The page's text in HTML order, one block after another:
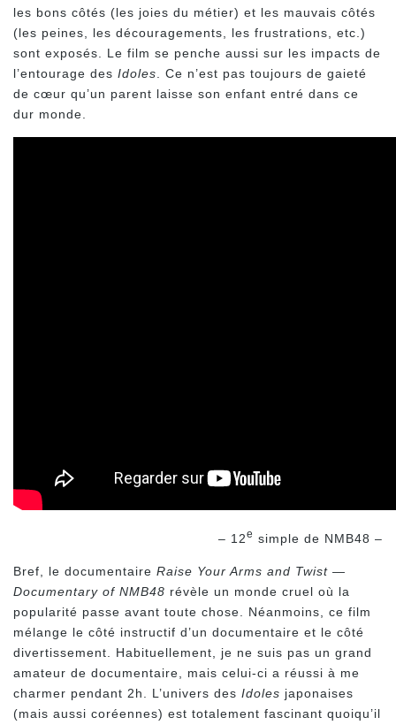
les bons côtés (les joies du métier) et les mauvais côtés
(les peines, les découragements, les frustrations, etc.)
sont exposés. Le film se penche aussi sur les impacts de
l’entourage des Idoles . Ce n’est pas toujours de gaieté
de cœur qu’un parent laisse son enfant entré dans ce
dur monde.
– 12e simple de NMB48 –
Bref, le documentaire Raise Your Arms and Twist —
Documentary of NMB48 révèle un monde cruel où la
popularité passe avant toute chose. Néanmoins, ce film
mélange le côté instructif d’un documentaire et le côté
divertissement. Habituellement, je ne suis pas un grand
amateur de documentaire, mais celui-ci a réussi à me
charmer pendant 2h. L’univers des Idoles japonaises
(mais aussi coréennes) est totalement fascinant quoiqu’il